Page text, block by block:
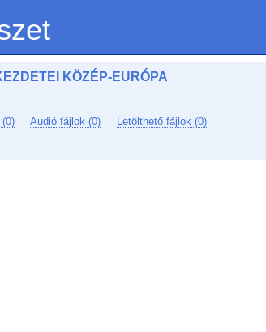
KÖZÉP-EURÓPA
Audió fájlok (0) Letölthető fájlok (0)